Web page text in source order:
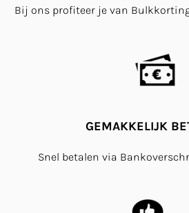
Bij ons profiteer je van
GEMAKKELIJK
Snel betalen via